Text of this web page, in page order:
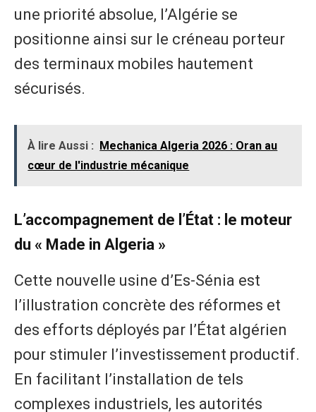
une priorité absolue, l’Algérie se
positionne ainsi sur le créneau porteur
des terminaux mobiles hautement
sécurisés.
À lire Aussi : Mechanica Algeria 2026 : Oran au
cœur de l'industrie mécanique
L’accompagnement de l’État : le moteur
du « Made in Algeria »
​Cette nouvelle usine d’Es-Sénia est
l’illustration concrète des réformes et
des efforts déployés par l’État algérien
pour stimuler l’investissement productif.
En facilitant l’installation de tels
complexes industriels, les autorités